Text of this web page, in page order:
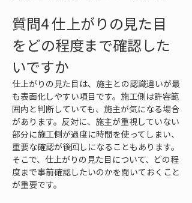
質問4 仕上がりの見た目
をどの程度まで確認した
いですか
仕上がりの見た目は、施主との認識違いが最
も表面化しやすい項目です。施工側は許容範
囲内と判断していても、施主が気になる場合
があります。反対に、施主が重視していない
部分に施工側が過度に時間を使ってしまい、
重要な確認が後回しになることもあります。
そこで、仕上がりの見た目について、どの程
度まで事前確認したいのかを聞いておくこと
が重要です。